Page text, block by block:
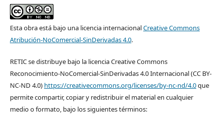
Esta obra está bajo una licencia internacionalCreative Commons
Atribución-NoComercial-SinDerivadas 4.0.
RETIC se distribuye bajo la licencia Creative Commons
Reconocimiento-NoComercial-SinDerivadas 4.0 Internacional (CC BY-
NC-ND 4.0) https://creativecommons.org/licenses/by-nc-nd/4.0que
permite compartir, copiar y redistribuir el material en cualquier
medio o formato, bajo los siguientes términos: